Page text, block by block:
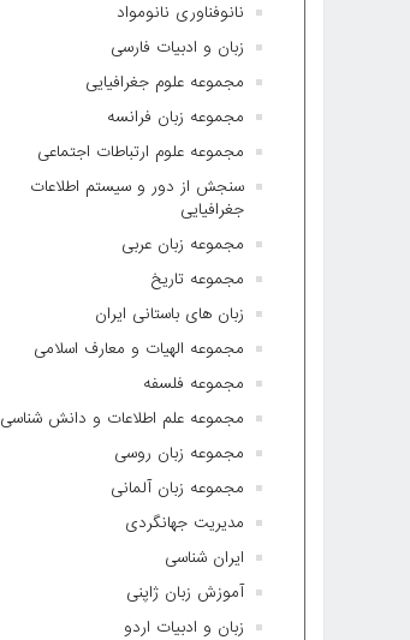
نانوفناوری نانومواد
زبان و ادبیات فارسی
مجموعه علوم جغرافیایی
مجموعه زبان فرانسه
مجموعه علوم ارتباطات اجتماعی
سنجش از دور و سیستم اطلاعات
جغرافیایی
مجموعه زبان عربی
مجموعه تاریخ
زبان های باستانی ایران
مجموعه الهیات و معارف اسلامی
مجموعه فلسفه
مجموعه علم اطلاعات و دانش شناسی
مجموعه زبان روسی
مجموعه زبان آلمانی
مدیریت جهانگردی
ایران شناسی
آموزش زبان ژاپنی
زبان و ادبیات اردو